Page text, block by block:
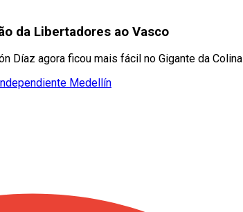
da Libertadores ao Vasco
Díaz agora ficou mais fácil no Gigante da Colina
Medellín